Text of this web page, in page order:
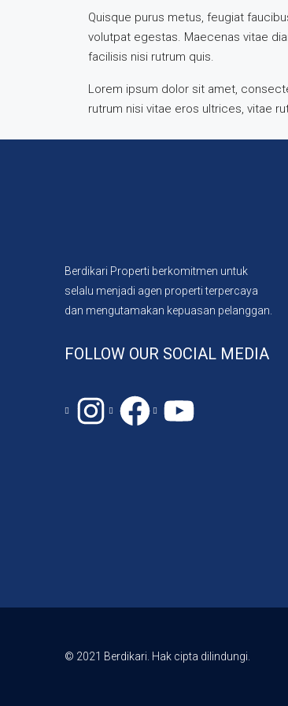
Quisque purus metus, feugiat
volutpat egestas. Maecenas vitae
facilisis nisi rutrum quis.
Lorem ipsum dolor sit amet,
rutrum nisi vitae eros ultrices, vitae
Berdikari Properti berkomitmen untuk
selalu menjadi agen properti terpercaya
dan mengutamakan kepuasan pelanggan.
FOLLOW OUR SOCIAL MEDIA
© 2021 Berdikari. Hak cipta dilindungi.